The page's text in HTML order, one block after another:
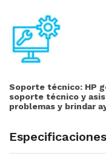
Soporte técnico: HP
soporte técnico y
problemas y brindar
Especificaciones